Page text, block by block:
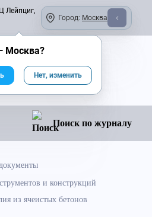
Лейпциг,
Город: Москва
Поиск по журналу
и конструкций
из ячеистых бетонов
Москва?
Нет, изменить